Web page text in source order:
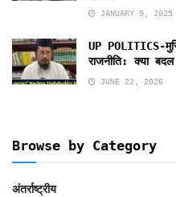
JANUARY 9, 2025
UP POLITICS-
राजनीति: क्या
JUNE 22, 2026
Browse by Category
अंतर्राष्ट्रीय